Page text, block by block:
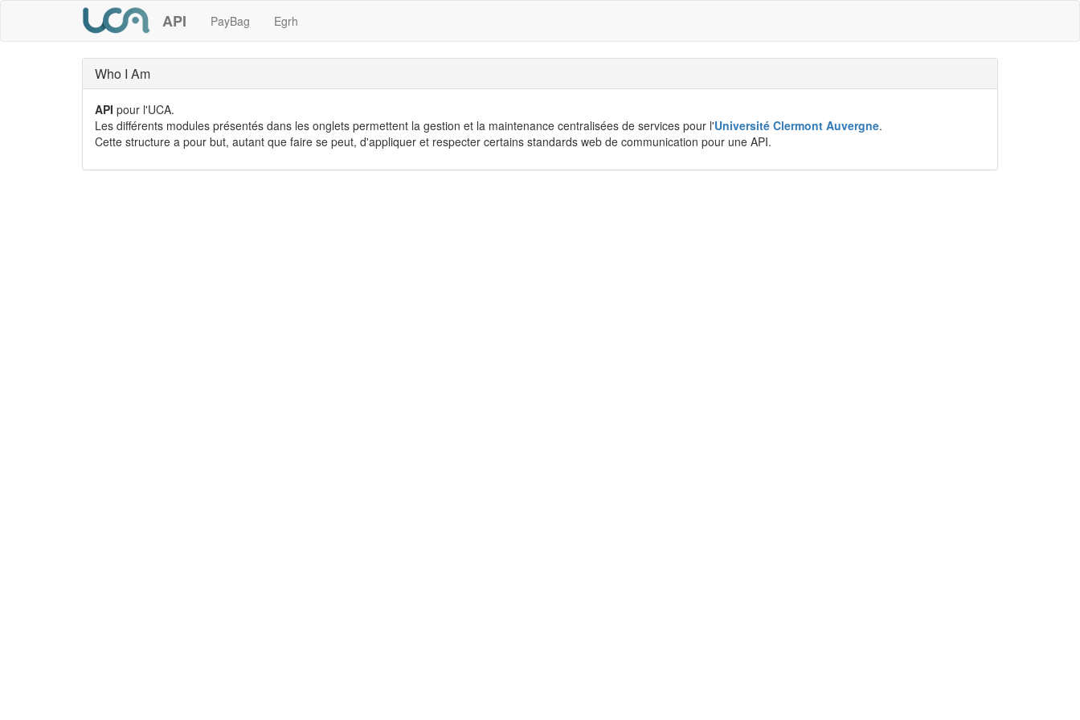
API PayBag Egrh
Who I Am
API pour l'UCA.
Les différents modules présentés dans les onglets permettent la gestion et la maintenance centralisées de services pour l'Université Clermont Auvergne.
Cette structure a pour but, autant que faire se peut, d'appliquer et respecter certains standards web de communication pour une API.